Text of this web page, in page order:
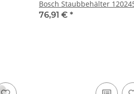
Bosch Staubbehälter
76,91 € *